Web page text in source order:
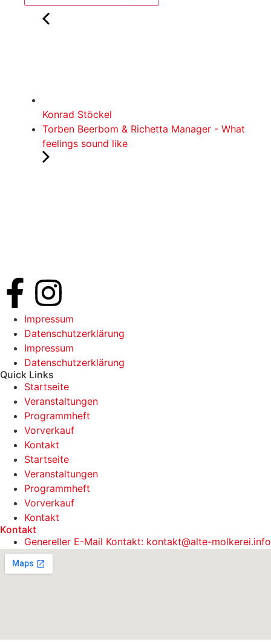
Konrad Stöckel
Torben Beerbom & Richetta Manager - What
feelings sound like
Impressum
Datenschutzerklärung
Impressum
Datenschutzerklärung
Quick Links
Startseite
Veranstaltungen
Programmheft
Vorverkauf
Kontakt
Startseite
Veranstaltungen
Programmheft
Vorverkauf
Kontakt
Kontakt
Genereller E-Mail Kontakt: kontakt@alte-molkerei.info